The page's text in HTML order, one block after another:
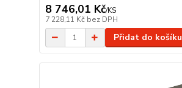
8 746,01 Kč/KS
7 228,11 Kč bez DPH
Přidat do košíku